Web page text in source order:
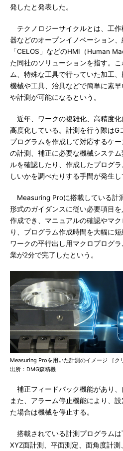
発したと発表した。
テクノロジーサイクルとは、工
器などのオープンイノベーション、
「CELOS」などのHMI（Human
た同社のソリューションを指す。
ム、特殊な工具で行っていた加工
機械や工具、治具などで簡単に素
や計測が可能になるという。
近年、ワークの複雑化、高精度化
高度化している。計測を行う際はG
プログラムを作成して対応するケ
の計測、補正に必要な機械システ
ルを確認したり、作成したプログ
しいかを調べたりする手間が発生し
Measuring Proに搭載している計
形式のガイダンスに従い必要項目
作成でき、マニュアルの確認やマ
り、プログラム作成時間を大幅に
ワークの平行出し用マクロプログ
業が2分で完了したという。
Measuring Proを用いた計測のイメージ ［ク
出所：DMG森精機
補正フィードバック機能があり、
また、アラーム停止機能により、
た場合は機械を停止する。
搭載されている計測プログラムは
XYZ面計測、平面測定、面角度計